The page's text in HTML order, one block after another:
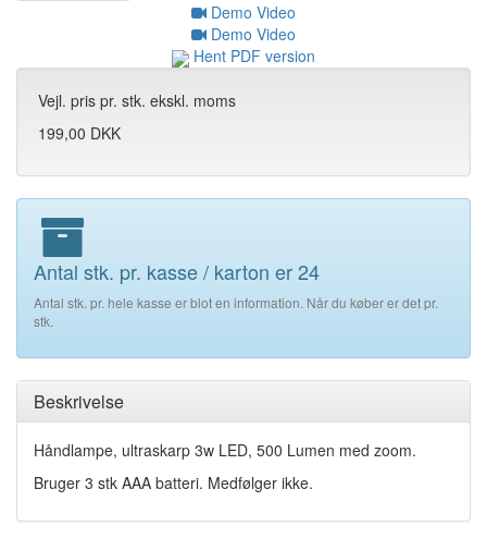
Demo Video
Demo Video
Hent PDF version
Vejl. pris pr. stk. ekskl. moms
199,00 DKK
Antal stk. pr. kasse / karton er 24
Antal stk. pr. hele kasse er blot en information. Når du køber er det pr.
stk.
Beskrivelse
Håndlampe, ultraskarp 3w LED, 500 Lumen med zoom.
Bruger 3 stk AAA batteri. Medfølger ikke.